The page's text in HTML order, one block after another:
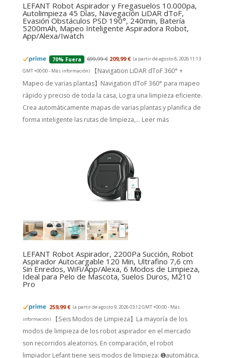
LEFANT Robot Aspirador y Fregasuelos 10.000pa,
Autolimpieza 45 Días, Navegación LiDAR dToF,
Evasión Obstáculos PSD 190°, 240min, Batería
5200mAh, Mapeo Inteligente Aspiradora Robot,
App/Alexa/Iwatch
70% Fuera 699,99 € 209,99 € (a partir de agosto 8, 2026 11:13
GMT +00:00 - Más información)
【Navigation LiDAR dToF 360° +
Mapeo de varias plantas】Navigation dToF 360° para mapeo
rápido y preciso de toda la casa, Logra una limpieza eficiente.
Crea automáticamente mapas de varias plantas y planifica de
forma inteligente las rutas de limpieza,... Leer más
LEFANT Robot Aspirador, 2200Pa Succión, Robot
Aspirador Autocargable 120 Min, Ultrafino 7,6 cm
Sin Enredos, WiFi/App/Alexa, 6 Modos de Limpieza,
Ideal para Pelo de Mascota, Suelos Duros, M210
Pro
259,99 € (a partir de agosto 9, 2026 03:12 GMT +00:00 - Más
información)
【Seis Modos de Limpieza】La mayoría de los
modos de limpieza de los robot aspirador en el mercado
son recorridos aleatorios. En comparación, el robot
limpiador Lefant tiene seis modos de limpieza: ➊automática,